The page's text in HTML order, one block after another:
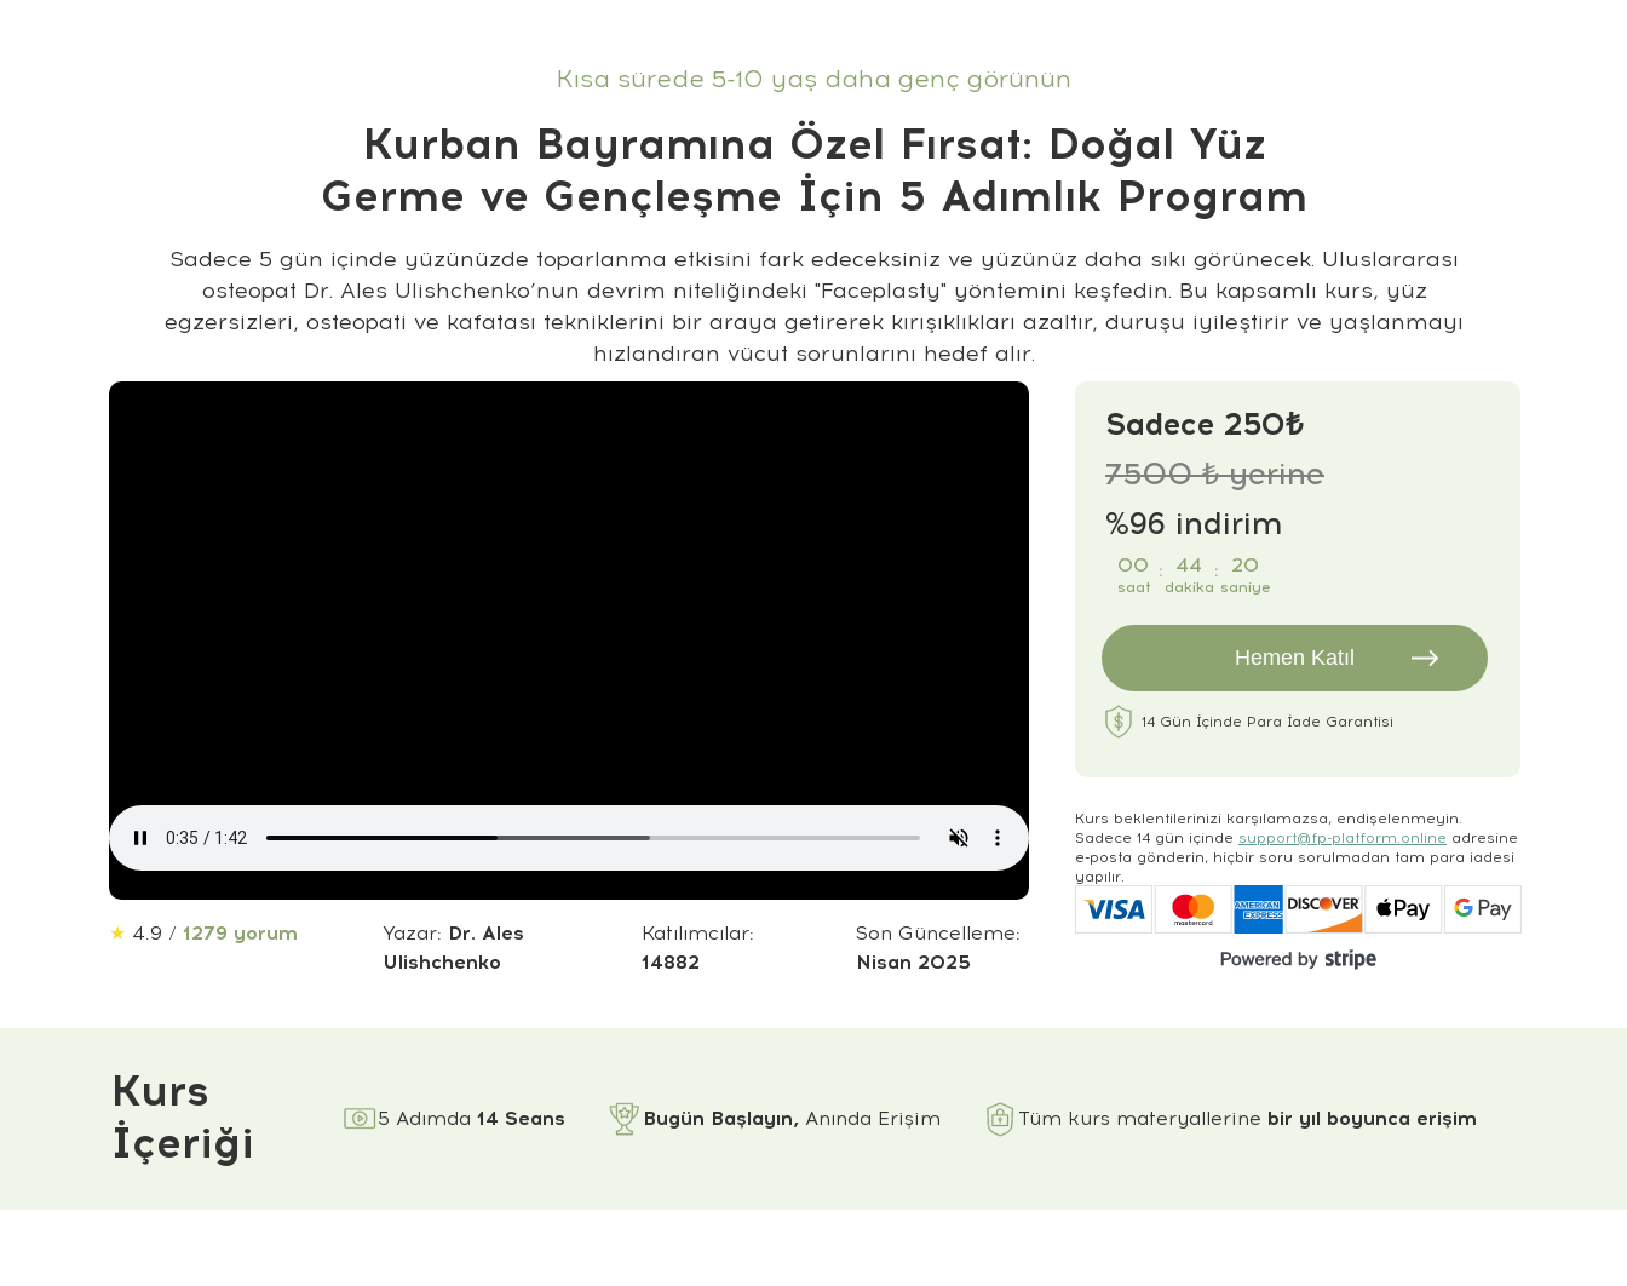
Son Güncelleme:
Nisan 2025
Katılımcılar:
14882
Yazar: Dr. Ales
Ulishchenko
★ 4.9 / 1279 yorum
Kurban Bayramına Özel Fırsat: Doğal Yüz
Germe ve Gençleşme İçin 5 Adımlık Program
Sadece 5 gün içinde yüzünüzde toparlanma etkisini fark edeceksiniz ve yüzünüz daha sıkı görünecek. Uluslararası
osteopat Dr. Ales Ulishchenko’nun devrim niteliğindeki "Faceplasty" yöntemini keşfedin. Bu kapsamlı kurs, yüz
egzersizleri, osteopati ve kafatası tekniklerini bir araya getirerek kırışıklıkları azaltır, duruşu iyileştirir ve yaşlanmayı
hızlandıran vücut sorunlarını hedef alır.
Kısa sürede 5-10 yaş daha genç görünün
%96 indirim
7500 ₺ yerine
Sadece 250₺
Kurs beklentilerinizi karşılamazsa, endişelenmeyin.
Sadece 14 gün içinde support@fp-platform.online adresine
e-posta gönderin, hiçbir soru sorulmadan tam para iadesi
yapılır.
14 Gün İçinde Para İade Garantisi
Kurs
İçeriği
Bugün Başlayın, Anında Erişim Tüm kurs materyallerine bir yıl boyunca erişim
5 Adımda 14 Seans
00
saat
: 44
dakika
: 19
saniye
Hemen Katıl